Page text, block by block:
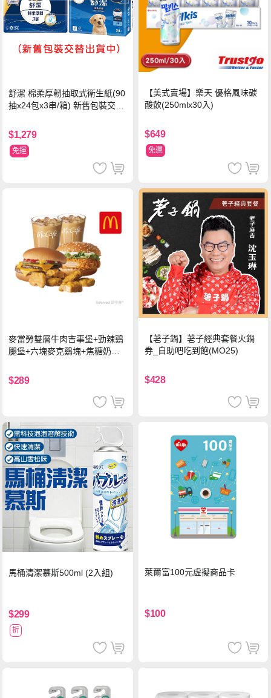
舒潔 棉柔厚韌抽取式衛生紙(90
抽x24包x3串/箱) 新舊包裝交替
$1,279
免運
【美式賣場】樂天 優格風味碳
酸飲(250mlx30入)
$649
免運
麥當勞雙層牛肉吉事堡+勁辣鷄
腿堡+六塊麥克鷄塊+焦糖奶茶
$289
【荖子鍋】荖子經典套餐火鍋
券_自助吧吃到飽(MO25)
$428
馬桶清潔慕斯500ml (2入組)
$299
折
萊爾富100元虛擬商品卡
$100